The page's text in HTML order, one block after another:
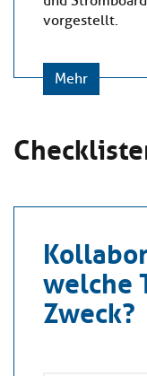
vorgestellt.
Mehr
welche
Zweck?